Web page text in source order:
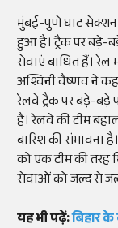
मुंबई-पुणे घाट सेक्शन
हुआ है। ट्रैक पर बड़े-
सेवाएं बाधित हैं। रेल
अश्विनी वैष्णव ने
रेलवे ट्रैक पर बड़े-बड़े
है। रेलवे की टीम
बारिश की संभावना
को एक टीम की तरह
सेवाओं को जल्द से
यह भी पढ़ें:बिहार